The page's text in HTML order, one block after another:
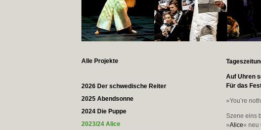
Alle Projekte
2026 Der schwedische Reiter
2025 Abendsonne
2024 Die Puppe
2023/24 Alice
Auf Uhren
Für das
»You’re
Szene eins
»Alice« neu